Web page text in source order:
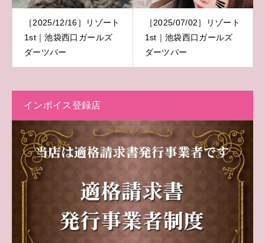
［2025/12/16］リゾート
1st｜池袋西口ガールズ
ダーツバー
［2025/07/02］リゾート
1st｜池袋西口ガールズ
ダーツバー
インボイス登録店